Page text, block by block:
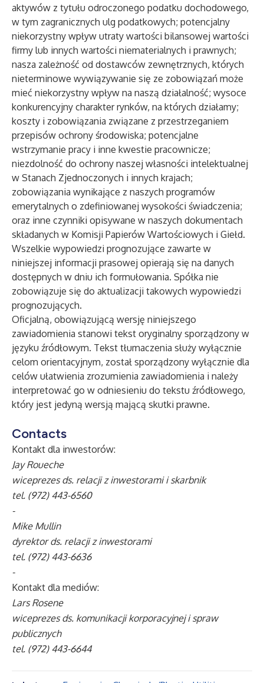
aktywów z tytułu odroczonego podatku dochodowego,
w tym zagranicznych ulg podatkowych; potencjalny
niekorzystny wpływ utraty wartości bilansowej wartości
firmy lub innych wartości niematerialnych i prawnych;
nasza zależność od dostawców zewnętrznych, których
nieterminowe wywiązywanie się ze zobowiązań może
mieć niekorzystny wpływ na naszą działalność; wysoce
konkurencyjny charakter rynków, na których działamy;
koszty i zobowiązania związane z przestrzeganiem
przepisów ochrony środowiska; potencjalne
wstrzymanie pracy i inne kwestie pracownicze;
niezdolność do ochrony naszej własności intelektualnej
w Stanach Zjednoczonych i innych krajach;
zobowiązania wynikające z naszych programów
emerytalnych o zdefiniowanej wysokości świadczenia;
oraz inne czynniki opisywane w naszych dokumentach
składanych w Komisji Papierów Wartościowych i Giełd.
Wszelkie wypowiedzi prognozujące zawarte w
niniejszej informacji prasowej opierają się na danych
dostępnych w dniu ich formułowania. Spółka nie
zobowiązuje się do aktualizacji takowych wypowiedzi
prognozujących.
Oficjalną, obowiązującą wersję niniejszego
zawiadomienia stanowi tekst oryginalny sporządzony w
języku źródłowym. Tekst tłumaczenia służy wyłącznie
celom orientacyjnym, został sporządzony wyłącznie dla
celów ułatwienia zrozumienia zawiadomienia i należy
interpretować go w odniesieniu do tekstu źródłowego,
który jest jedyną wersją mającą skutki prawne.
Contacts
Kontakt dla inwestorów:
Jay Roueche
wiceprezes ds. relacji z inwestorami i skarbnik
tel. (972) 443-6560
-
Mike Mullin
dyrektor ds. relacji z inwestorami
tel. (972) 443-6636
-
Kontakt dla mediów:
Lars Rosene
wiceprezes ds. komunikacji korporacyjnej i spraw
publicznych
tel. (972) 443-6644